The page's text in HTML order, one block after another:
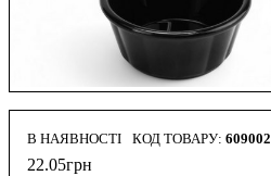
В НАЯВНОСТІ 609002
22.05грн